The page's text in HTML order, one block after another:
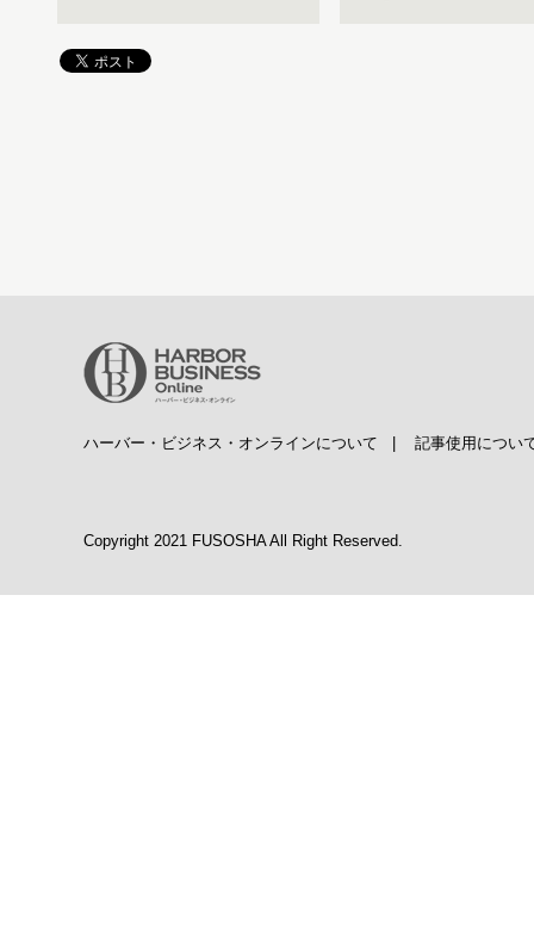
ハーバー・ビジネス・オンラインについて 記事使用につい
Copyright 2021 FUSOSHA All Right Reserved.